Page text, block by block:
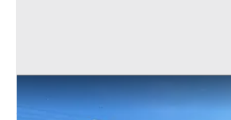
Asta Capannone con uffici e corte